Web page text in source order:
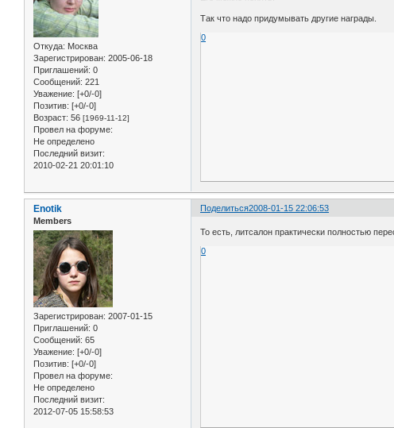
Откуда: Москва
Зарегистрирован: 2005-06-18
Приглашений: 0
Сообщений: 221
Уважение: [+0/-0]
Позитив: [+0/-0]
Возраст: 56 [1969-11-12]
Провел на форуме:
Не определено
Последний визит:
2010-02-21 20:01:10
Так что надо придумывать другие награды.
0
Поделиться2008-01-15 22:06:53
Enotik
Members
Зарегистрирован: 2007-01-15
Приглашений: 0
Сообщений: 65
Уважение: [+0/-0]
Позитив: [+0/-0]
Провел на форуме:
Не определено
Последний визит:
2012-07-05 15:58:53
То есть, литсалон практически полностью
0